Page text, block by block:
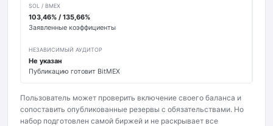
SOL / BMEX
103,46% / 135,66%
Заявленные коэффициенты
НЕЗАВИСИМЫЙ АУДИТОР
Не указан
Публикацию готовит BitMEX
Пользователь может проверить включение своего баланса и
сопоставить опубликованные резервы с обязательствами. Но
набор подготовлен самой биржей и не раскрывает все